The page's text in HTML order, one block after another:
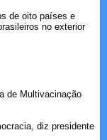
de oito países e
no exterior
de Multivacinação
diz presidente